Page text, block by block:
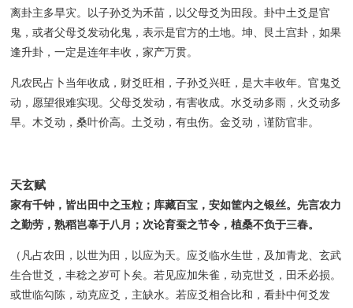
离卦主多旱灾。以子孙爻为禾苗，以父母爻为田段。卦中土爻是官
鬼，或者父母爻发动化鬼，表示是官方的土地。坤、艮土宫卦，如果
逢升卦，一定是连年丰收，家产万贯。
凡农民占卜当年收成，财爻旺相，子孙爻兴旺，是大丰收年。官鬼爻
动，愿望很难实现。父母爻发动，有害收成。水爻动多雨，火爻动多
旱。木爻动，桑叶价高。土爻动，有虫伤。金爻动，谨防官非。
天玄赋
家有千钟，皆出田中之玉粒；库藏百宝，安如筐内之银丝。先言农力
之勤劳，熟稻岂辜于八月；次论育蚕之节令，植桑不负于三春。
（凡占农田，以世为田，以应为天。应爻临水生世，及加青龙、玄武
生合世爻，丰稔之岁可卜矣。若见应加朱雀，动克世爻，田禾必损。
或世临勾陈，动克应爻，主缺水。若应爻相合比和，看卦中何爻发